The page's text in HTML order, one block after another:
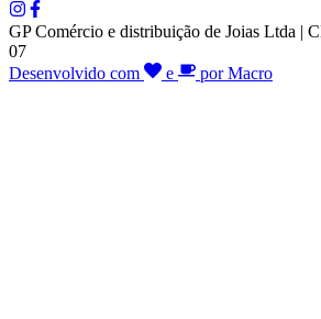
GP Comércio e distribuição de Joias Ltda |
07
Desenvolvido com
e por Macro